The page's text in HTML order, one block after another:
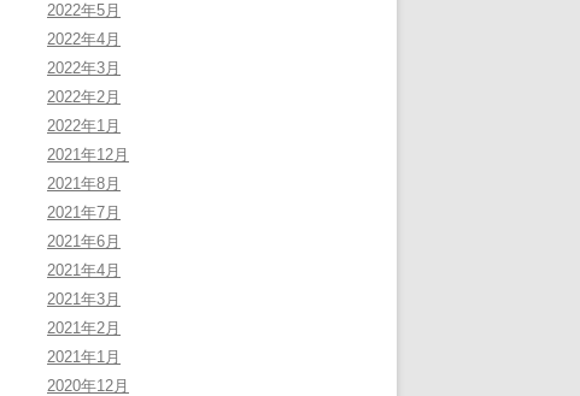
2022年5月
2022年4月
2022年3月
2022年2月
2022年1月
2021年12月
2021年8月
2021年7月
2021年6月
2021年4月
2021年3月
2021年2月
2021年1月
2020年12月